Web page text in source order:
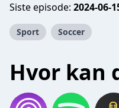
Siste episode: 2024-06-
Sport Soccer
Hvor kan